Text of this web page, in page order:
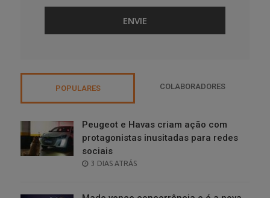
POPULARES COLABORADORES
Peugeot e Havas criam ação com
protagonistas inusitadas para redes
sociais
POSTED
3 DIAS ATRÁS